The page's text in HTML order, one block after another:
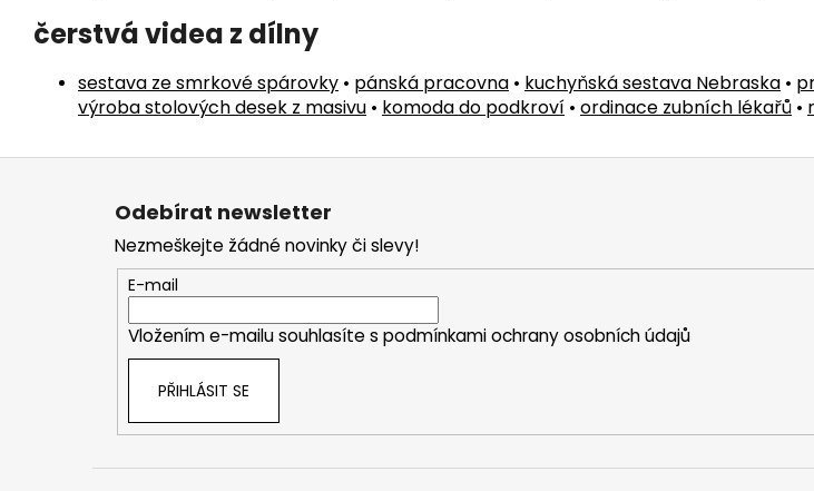
čerstvá videa z dílny
sestava ze smrkové spárovky • pánská pracovna • kuchyňská sestava Nebraska •
výroba stolových desek z masivu • komoda do podkroví • ordinace zubních lékařů •
Z
Odebírat newsletter
Nezmeškejte žádné novinky či slevy!
E-mail
Vložením e-mailu souhlasíte s podmínkami ochrany osobních údajů
PŘIHLÁSIT SE